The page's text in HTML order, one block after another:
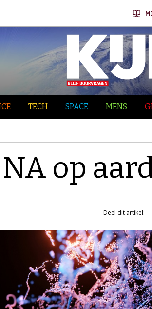
TECH SPACE MENS
op
Deel dit artikel: